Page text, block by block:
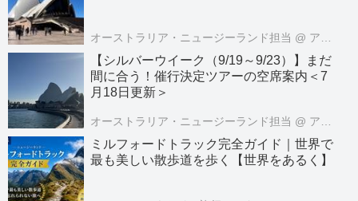
オーストラリア・ニュージーランド担当 @ アメリカ・オセアニア旅行センター
【シルバーウイーク（9/19～9/23）】まだ
間に合う！催行決定ツアーの空席案内＜7
月18日更新＞
オーストラリア・ニュージーランド担当 @ アメリカ・オセアニア旅行センター
ミルフォードトラック完全ガイド｜世界で
最も美しい散歩道を歩く【世界をあるく】